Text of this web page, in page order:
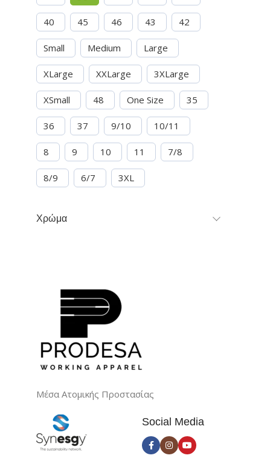
40 45 46 43 42
Small Medium Large
XLarge XXLarge 3XLarge
XSmall 48 One Size 35
36 37 9/10 10/11
8 9 10 11 7/8
8/9 6/7 3XL
Χρώμα
Μέσα Ατομικής Προστασίας
Social Media